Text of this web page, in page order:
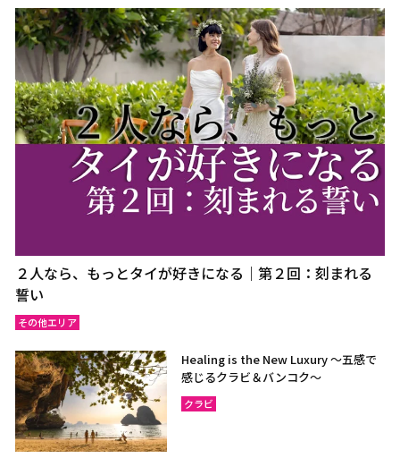
２人なら、もっとタイが好きになる｜第２回：刻まれる
誓い
その他エリア
Healing is the New Luxury ～五感で
感じるクラビ＆バンコク～
クラビ